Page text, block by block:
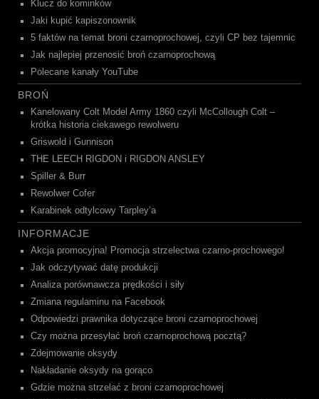
Klucz do kominków
Jaki kupić kapiszonownik
5 faktów na temat broni czarnoprochowej, czyli CP bez tajemnic
Jak najlepiej przenosić broń czarnoprochową
Polecane kanały YouTube
BROŃ
Kanelowany Colt Model Army 1860 czyli McCollough Colt –
krótka historia ciekawego rewolweru
Griswold i Gunnison
THE LEECH RIGDON i RIGDON ANSLEY
Spiller & Burr
Rewolwer Cofer
Karabinek odtylcowy Tarpley’a
INFORMACJE
Akcja promocyjna! Promocja strzelectwa czarno-prochowego!
Jak odczytywać datę produkcji
Analiza porównawcza prędkości i siły
Zmiana regulaminu na Facebook
Odpowiedzi prawnika dotyczące broni czarnoprochowej
Czy można przesyłać broń czarnoprochową pocztą?
Zdejmowanie oksydy
Nakładanie oksydy na gorąco
Gdzie można strzelać z broni czarnoprochowej